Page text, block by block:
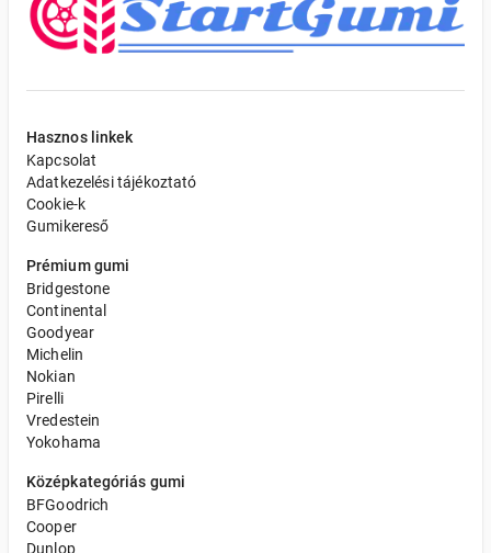
Hasznos linkek
Kapcsolat
Adatkezelési tájékoztató
Cookie-k
Gumikereső
Prémium gumi
Bridgestone
Continental
Goodyear
Michelin
Nokian
Pirelli
Vredestein
Yokohama
Középkategóriás gumi
BFGoodrich
Cooper
Dunlop